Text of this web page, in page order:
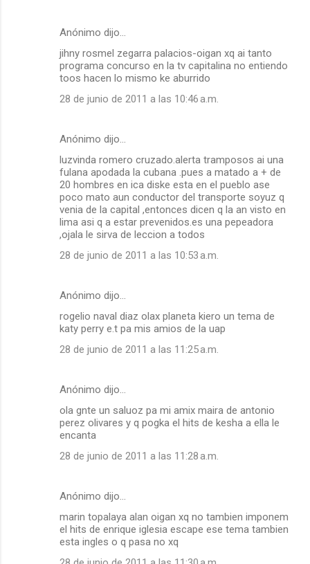
Anónimo dijo…
jihny rosmel zegarra palacios-oigan xq ai tanto
programa concurso en la tv capitalina no entiendo
toos hacen lo mismo ke aburrido
28 de junio de 2011 a las 10:46 a.m.
Anónimo dijo…
luzvinda romero cruzado.alerta tramposos ai una
fulana apodada la cubana .pues a matado a + de
20 hombres en ica diske esta en el pueblo ase
poco mato aun conductor del transporte soyuz q
venia de la capital ,entonces dicen q la an visto en
lima asi q a estar prevenidos.es una pepeadora
,ojala le sirva de leccion a todos
28 de junio de 2011 a las 10:53 a.m.
Anónimo dijo…
rogelio naval diaz olax planeta kiero un tema de
katy perry e.t pa mis amios de la uap
28 de junio de 2011 a las 11:25 a.m.
Anónimo dijo…
ola gnte un saluoz pa mi amix maira de antonio
perez olivares y q pogka el hits de kesha a ella le
encanta
28 de junio de 2011 a las 11:28 a.m.
Anónimo dijo…
marin topalaya alan oigan xq no tambien imponem
el hits de enrique iglesia escape ese tema tambien
esta ingles o q pasa no xq